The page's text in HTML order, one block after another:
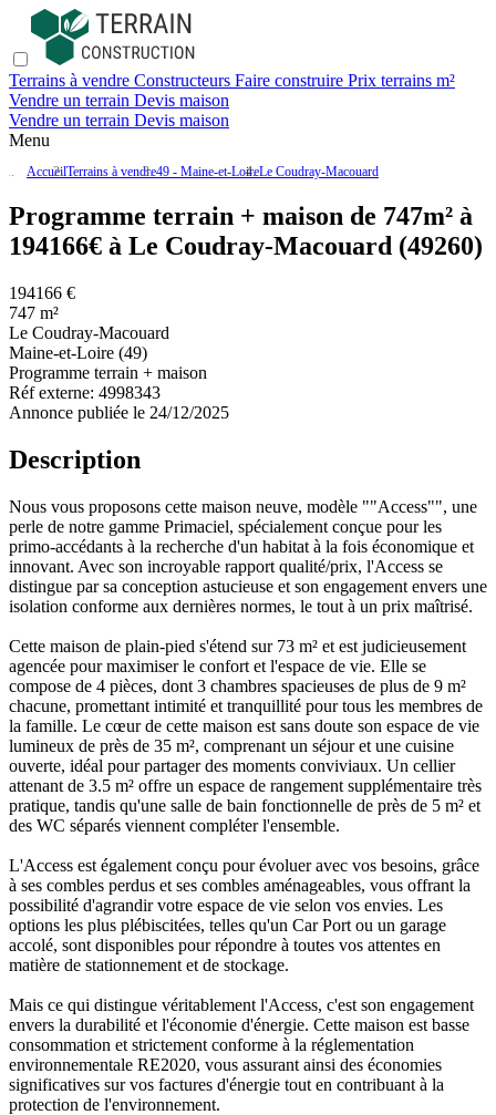
Terrains à vendre Constructeurs Faire construire Prix terrains m²
Vendre un terrain Devis maison
Vendre un terrain Devis maison
Menu
AccueilTerrains à vendre49 - Maine-et-LoireLe Coudray-Macouard
Programme terrain + maison de 747m² à
194166€ à Le Coudray-Macouard (49260)
194166 €
747 m²
Le Coudray-Macouard
Maine-et-Loire (49)
Programme terrain + maison
Réf externe: 4998343
Annonce publiée le 24/12/2025
Description
Nous vous proposons cette maison neuve, modèle ""Access"", une
perle de notre gamme Primaciel, spécialement conçue pour les
primo-accédants à la recherche d'un habitat à la fois économique et
innovant. Avec son incroyable rapport qualité/prix, l'Access se
distingue par sa conception astucieuse et son engagement envers une
isolation conforme aux dernières normes, le tout à un prix maîtrisé.
Cette maison de plain-pied s'étend sur 73 m² et est judicieusement
agencée pour maximiser le confort et l'espace de vie. Elle se
compose de 4 pièces, dont 3 chambres spacieuses de plus de 9 m²
chacune, promettant intimité et tranquillité pour tous les membres de
la famille. Le cœur de cette maison est sans doute son espace de vie
lumineux de près de 35 m², comprenant un séjour et une cuisine
ouverte, idéal pour partager des moments conviviaux. Un cellier
attenant de 3.5 m² offre un espace de rangement supplémentaire très
pratique, tandis qu'une salle de bain fonctionnelle de près de 5 m² et
des WC séparés viennent compléter l'ensemble.
L'Access est également conçu pour évoluer avec vos besoins, grâce
à ses combles perdus et ses combles aménageables, vous offrant la
possibilité d'agrandir votre espace de vie selon vos envies. Les
options les plus plébiscitées, telles qu'un Car Port ou un garage
accolé, sont disponibles pour répondre à toutes vos attentes en
matière de stationnement et de stockage.
Mais ce qui distingue véritablement l'Access, c'est son engagement
envers la durabilité et l'économie d'énergie. Cette maison est basse
consommation et strictement conforme à la réglementation
environnementale RE2020, vous assurant ainsi des économies
significatives sur vos factures d'énergie tout en contribuant à la
protection de l'environnement.